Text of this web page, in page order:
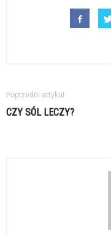
Poprzedni artykuł
CZY SÓL LECZY?